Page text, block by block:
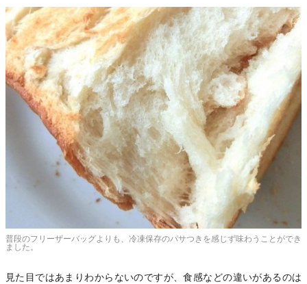
普段のフリーザーバッグよりも、冷凍保存のパサつきを感じず味わうことができ
ました。
見た目ではあまりわからないのですが、食感などの違いがあるのは